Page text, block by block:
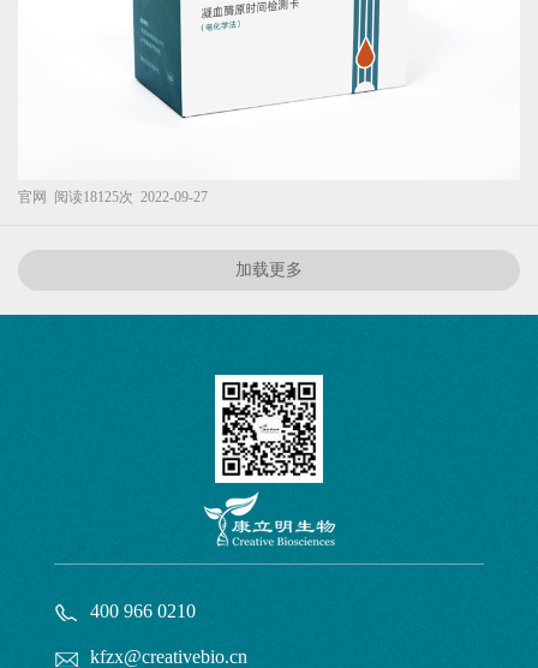
官网 阅读18125次 2022-09-27
加载更多
400 966 0210
kfzx@creativebio.cn